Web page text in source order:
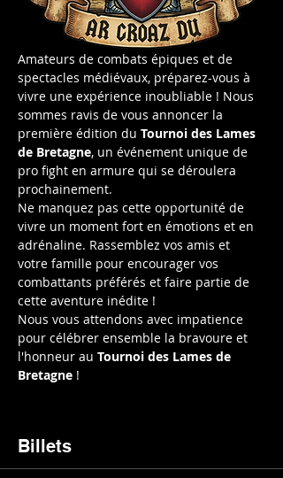
Amateurs de combats épiques et de
spectacles médiévaux, préparez-vous à
vivre une expérience inoubliable ! Nous
sommes ravis de vous annoncer la
première édition du Tournoi des Lames
de Bretagne, un événement unique de
pro fight en armure qui se déroulera
prochainement.
Ne manquez pas cette opportunité de
vivre un moment fort en émotions et en
adrénaline. Rassemblez vos amis et
votre famille pour encourager vos
combattants préférés et faire partie de
cette aventure inédite !
Nous vous attendons avec impatience
pour célébrer ensemble la bravoure et
l'honneur au Tournoi des Lames de
Bretagne !
Billets